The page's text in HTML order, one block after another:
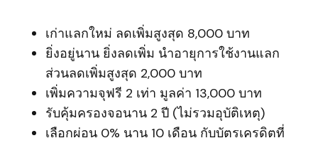
เก่าแลกใหม่ ลดเพิ่มสูงสุด 8,000 บาท
ยิ่งอยู่นาน ยิ่งลดเพิ่ม นำอายุการใช้งานแลก
ส่วนลดเพิ่มสูงสุด 2,000 บาท
เพิ่มความจุฟรี 2 เท่า มูลค่า 13,000 บาท
รับคุ้มครองจอนาน 2 ปี (ไม่รวมอุบัติเหตุ)
เลือกผ่อน 0% นาน 10 เดือน กับบัตรเครดิตที่